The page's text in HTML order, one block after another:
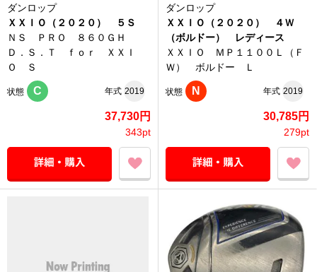
ダンロップ
ＸＸＩＯ（２０２０） ５Ｓ
ＮＳ ＰＲＯ ８６０ＧＨ
Ｄ．Ｓ．Ｔ ｆｏｒ ＸＸＩ
Ｏ Ｓ
状態 C 年式 2019
37,730円
343pt
ダンロップ
ＸＸＩＯ（２０２０） ４Ｗ
（ボルドー） レディース
ＸＸＩＯ ＭＰ１１００Ｌ（Ｆ
Ｗ） ボルドー Ｌ
状態 N 年式 2019
30,785円
279pt